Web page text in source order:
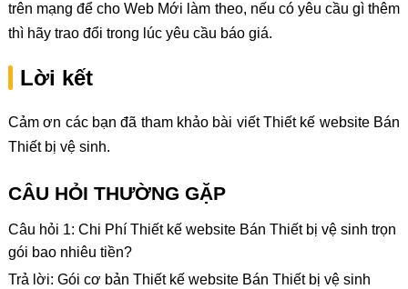
trên mạng để cho Web Mới làm theo, nếu có yêu cầu gì thêm
thì hãy trao đổi trong lúc yêu cầu báo giá.
Lời kết
Cảm ơn các bạn đã tham khảo bài viết Thiết kế website Bán
Thiết bị vệ sinh.
CÂU HỎI THƯỜNG GẶP
Câu hỏi 1: Chi Phí Thiết kế website Bán Thiết bị vệ sinh trọn
gói bao nhiêu tiền?
Trả lời: Gói cơ bản Thiết kế website Bán Thiết bị vệ sinh